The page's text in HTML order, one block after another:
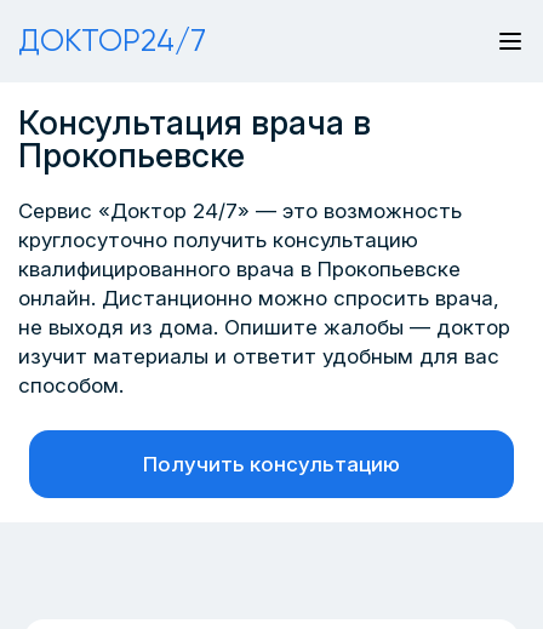
ДОКТОР24/7
Консультация врача в
Прокопьевске
Сервис «Доктор 24/7» — это возможность
круглосуточно получить консультацию
квалифицированного врача в Прокопьевске
онлайн. Дистанционно можно спросить врача,
не выходя из дома. Опишите жалобы — доктор
изучит материалы и ответит удобным для вас
способом.
Получить консультацию